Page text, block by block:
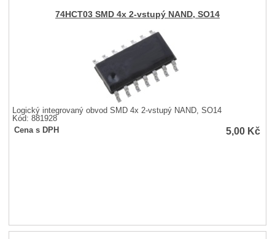
74HCT03 SMD 4x 2-vstupý NAND, SO14
Logický integrovaný obvod SMD 4x 2-vstupý NAND, SO14
Kód: 881928
Cena s DPH
5,00 Kč